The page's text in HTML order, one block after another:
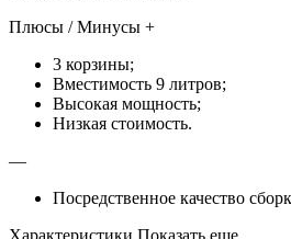
Плюсы / Минусы +
3 корзины;
Вместимость 9 литров;
Высокая мощность;
Низкая стоимость.
—
Посредственное качество
Характеристики Показать еще